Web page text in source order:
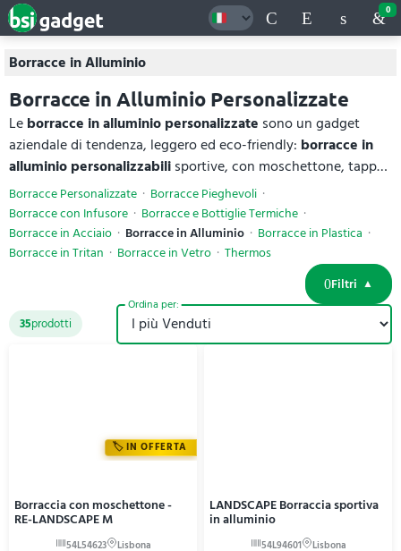
0
Borracce in Alluminio
Borracce in Alluminio Personalizzate
Leborracce in alluminio personalizzate sono un gadget
aziendale di tendenza, leggero ed eco-friendly: borracce in
alluminio personalizzabilisportive, con moschettone, tappo
in bambù o in versione riciclata, con capacità da 250 a 750 ml.
Grazie alla struttura termodinamica mantengono le bevande
calde o fredde a lungo e offrono grande visibilità al tuo logo.
Perfette per palestra, ufficio, scuola e viaggi, hanno
specifiche tecniche complete per ogni esigenza di
Borracce Personalizzate
Borracce Pieghevoli
Borracce con Infusore
Borracce e Bottiglie Termiche
Borracce in Acciaio
Borracce in Alluminio
Borracce in Plastica
Borracce in Tritan
Borracce in Vetro
Thermos
Filtri
35prodotti
Ordina per:
IN OFFERTA
Borraccia con moschettone -
RE-LANDSCAPE M
LANDSCAPE Borraccia sportiva
in alluminio